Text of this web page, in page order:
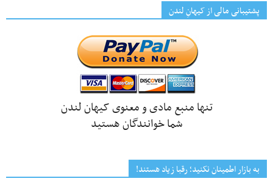
پشتیبانی مالی از کیهانِ لندن
تنها منبع مادی و معنوی کیهان لندن
شما خوانندگان هستید
به بازار اطمینان نکنید؛ رقبا زیاد هستند!